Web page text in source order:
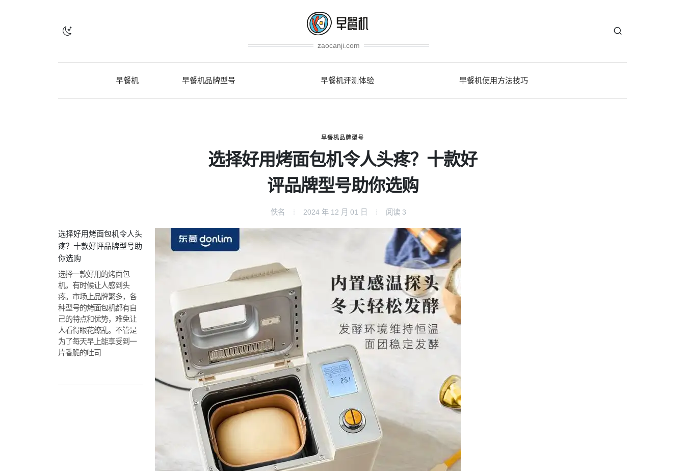
zaocanji.com
早餐机 早餐机品牌型号 早餐机评测体验 早餐机使用方法技巧
早餐机品牌型号
选择好用烤面包机令人头疼？十款好
评品牌型号助你选购
佚名 2024 年 12 月 01 日 阅读 3
选择好用烤面包机令人头
疼？十款好评品牌型号助
你选购
选择一款好用的烤面包
机，有时候让人感到头
疼。市场上品牌繁多，各
种型号的烤面包机都有自
己的特点和优势，难免让
人看得眼花缭乱。不管是
为了每天早上能享受到一
片香脆的吐司